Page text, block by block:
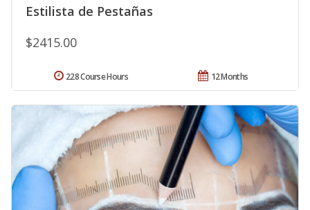
Estilista de Pestañas
$2415.00
12 Months
228 Course Hours